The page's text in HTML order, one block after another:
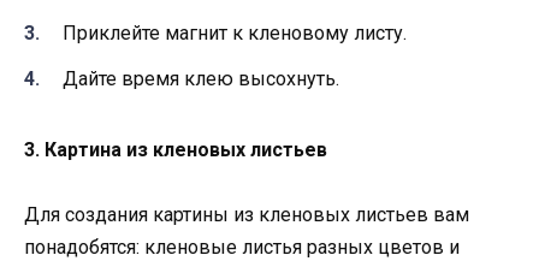
Приклейте магнит к кленовому листу.
Дайте время клею высохнуть.
3. Картина из кленовых листьев
Для создания картины из кленовых листьев вам
понадобятся: кленовые листья разных цветов и